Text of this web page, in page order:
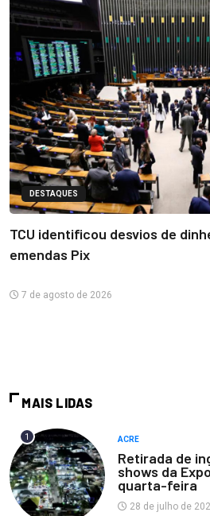
DESTAQUES
TCU identificou desvios de
emendas Pix
7 de agosto de 2026
MAIS LIDAS
1 ACRE
Retirada de
shows da
quarta-feira
28 de julho de